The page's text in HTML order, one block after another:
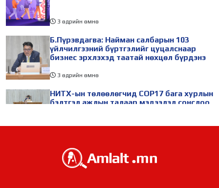
3 өдрийн өмнө
Б.Пүрэвдагва: Найман салбарын 103
үйлчилгээний бүртгэлийг цуцалснаар
бизнес эрхлэхэд таатай нөхцөл бүрдэнэ
3 өдрийн өмнө
НИТХ-ын төлөөлөгчид COP17 бага хурлын
бэлтгэл ажлын талаар мэдээлэл сонслоо
БНХАУ-ын Ляонин мужийн төлөөлөгчид
НИТХ-ын үйл ажиллагаатай танилцлаа